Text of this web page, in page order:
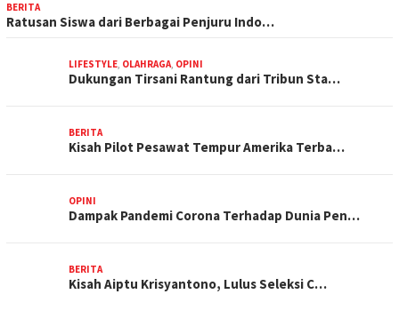
BERITA
Ratusan Siswa dari Berbagai Penjuru Indo…
LIFESTYLE, OLAHRAGA, OPINI
Dukungan Tirsani Rantung dari Tribun Sta…
BERITA
Kisah Pilot Pesawat Tempur Amerika Terba…
OPINI
Dampak Pandemi Corona Terhadap Dunia Pen…
BERITA
Kisah Aiptu Krisyantono, Lulus Seleksi C…